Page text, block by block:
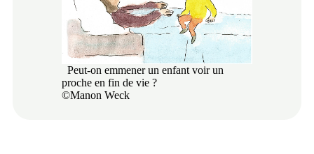
Peut-on emmener un enfant voir un
proche en fin de vie ?
©Manon Weck